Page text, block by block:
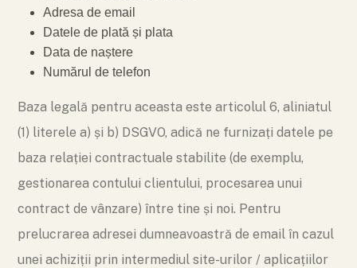
Adresa de email
Datele de plată și plata
Data de naștere
Numărul de telefon
Baza legală pentru aceasta este articolul 6, aliniatul
(1) literele a) și b) DSGVO, adică ne furnizați datele pe
baza relației contractuale stabilite (de exemplu,
gestionarea contului clientului, procesarea unui
contract de vânzare) între tine și noi. Pentru
prelucrarea adresei dumneavoastră de email în cazul
unei achiziții prin intermediul site-urilor / aplicațiilor